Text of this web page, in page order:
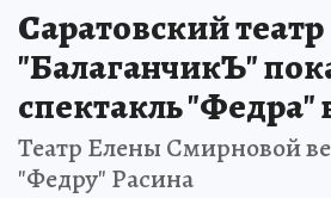
Саратовский театр
"БалаганчикЪ"
спектакль "Федра"
Театр Елены Смирновой
"Федру" Расина